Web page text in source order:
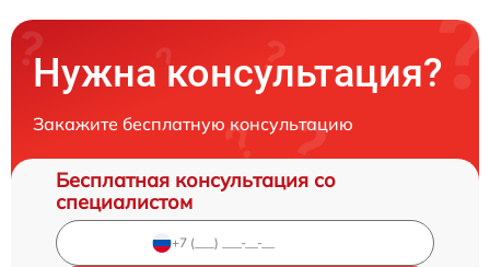
Нужна консультация?
Закажите бесплатную консультацию
Бесплатная консультация со
специалистом